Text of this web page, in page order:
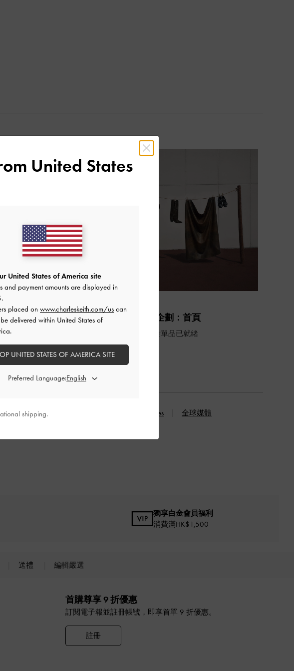
為CHARLES & KEITH全球品
2026 秋冬企劃：首頁
下半年度重點單品已就緒
繼續閱讀
官方活動 Curates 全球媒體
獨享白金會員福利
消費滿HK$1,500
送禮 編輯嚴選
首購尊享 9 折優惠
訂閱電子報並註冊帳號，即享首單 9 折優惠。
註冊
United States
United States of America site
and payment amounts are displayed in
.
placed on www.charleskeith.com/us can
delivered within United States of
UNITED STATES OF AMERICA SITE
Preferred Language:
shipping.